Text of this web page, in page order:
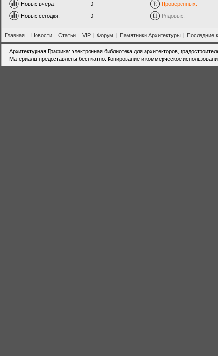
Новых вчера:
0
Новых сегодня:
0
Проверенных:
Рядовых:
Главная | Новости | Статьи | VIP | Форум | Памятники Архитектуры | Последние
Архитектурная Графика: электронная библиотека для архитекторов,
Материалы предоставлены бесплатно. Копирование и коммерческое